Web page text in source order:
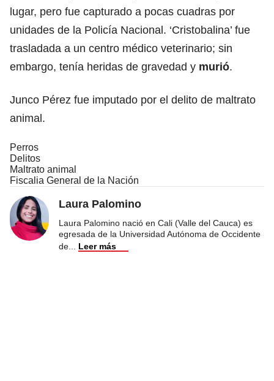
lugar, pero fue capturado a pocas cuadras por
unidades de la Policía Nacional. ‘Cristobalina’ fue
trasladada a un centro médico veterinario; sin
embargo, tenía heridas de gravedad y murió.
Junco Pérez fue imputado por el delito de maltrato
animal.
Perros
Delitos
Maltrato animal
Fiscalia General de la Nación
Laura Palomino
Laura Palomino nació en Cali (Valle del Cauca) es
egresada de la Universidad Autónoma de Occidente
de
Leer más